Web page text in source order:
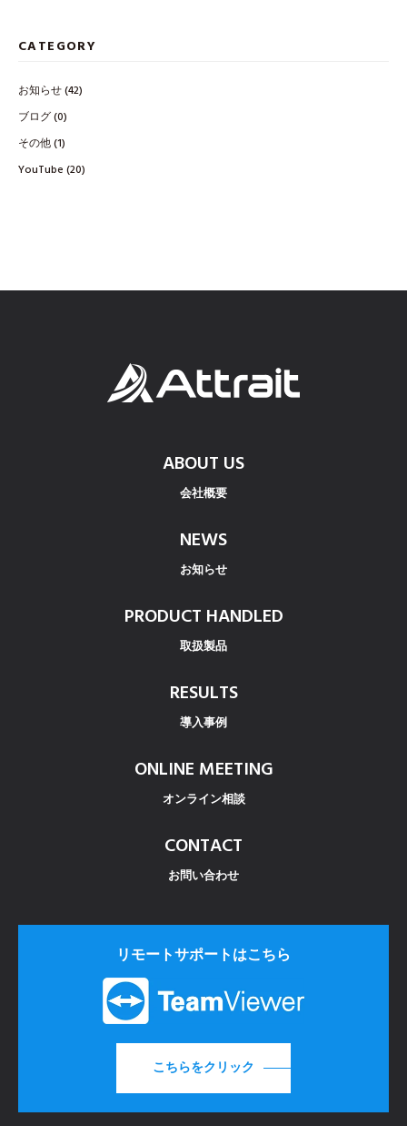
CATEGORY
お知らせ(42)
ブログ(0)
その他(1)
YouTube (20)
ABOUT US
会社概要
NEWS
お知らせ
PRODUCT HANDLED
取扱製品
RESULTS
導入事例
ONLINE MEETING
オンライン相談
CONTACT
お問い合わせ
リモートサポートはこちら
こちらをクリック